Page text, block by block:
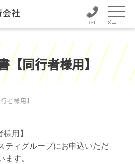
メニュー
【同行者様用】
者様用】